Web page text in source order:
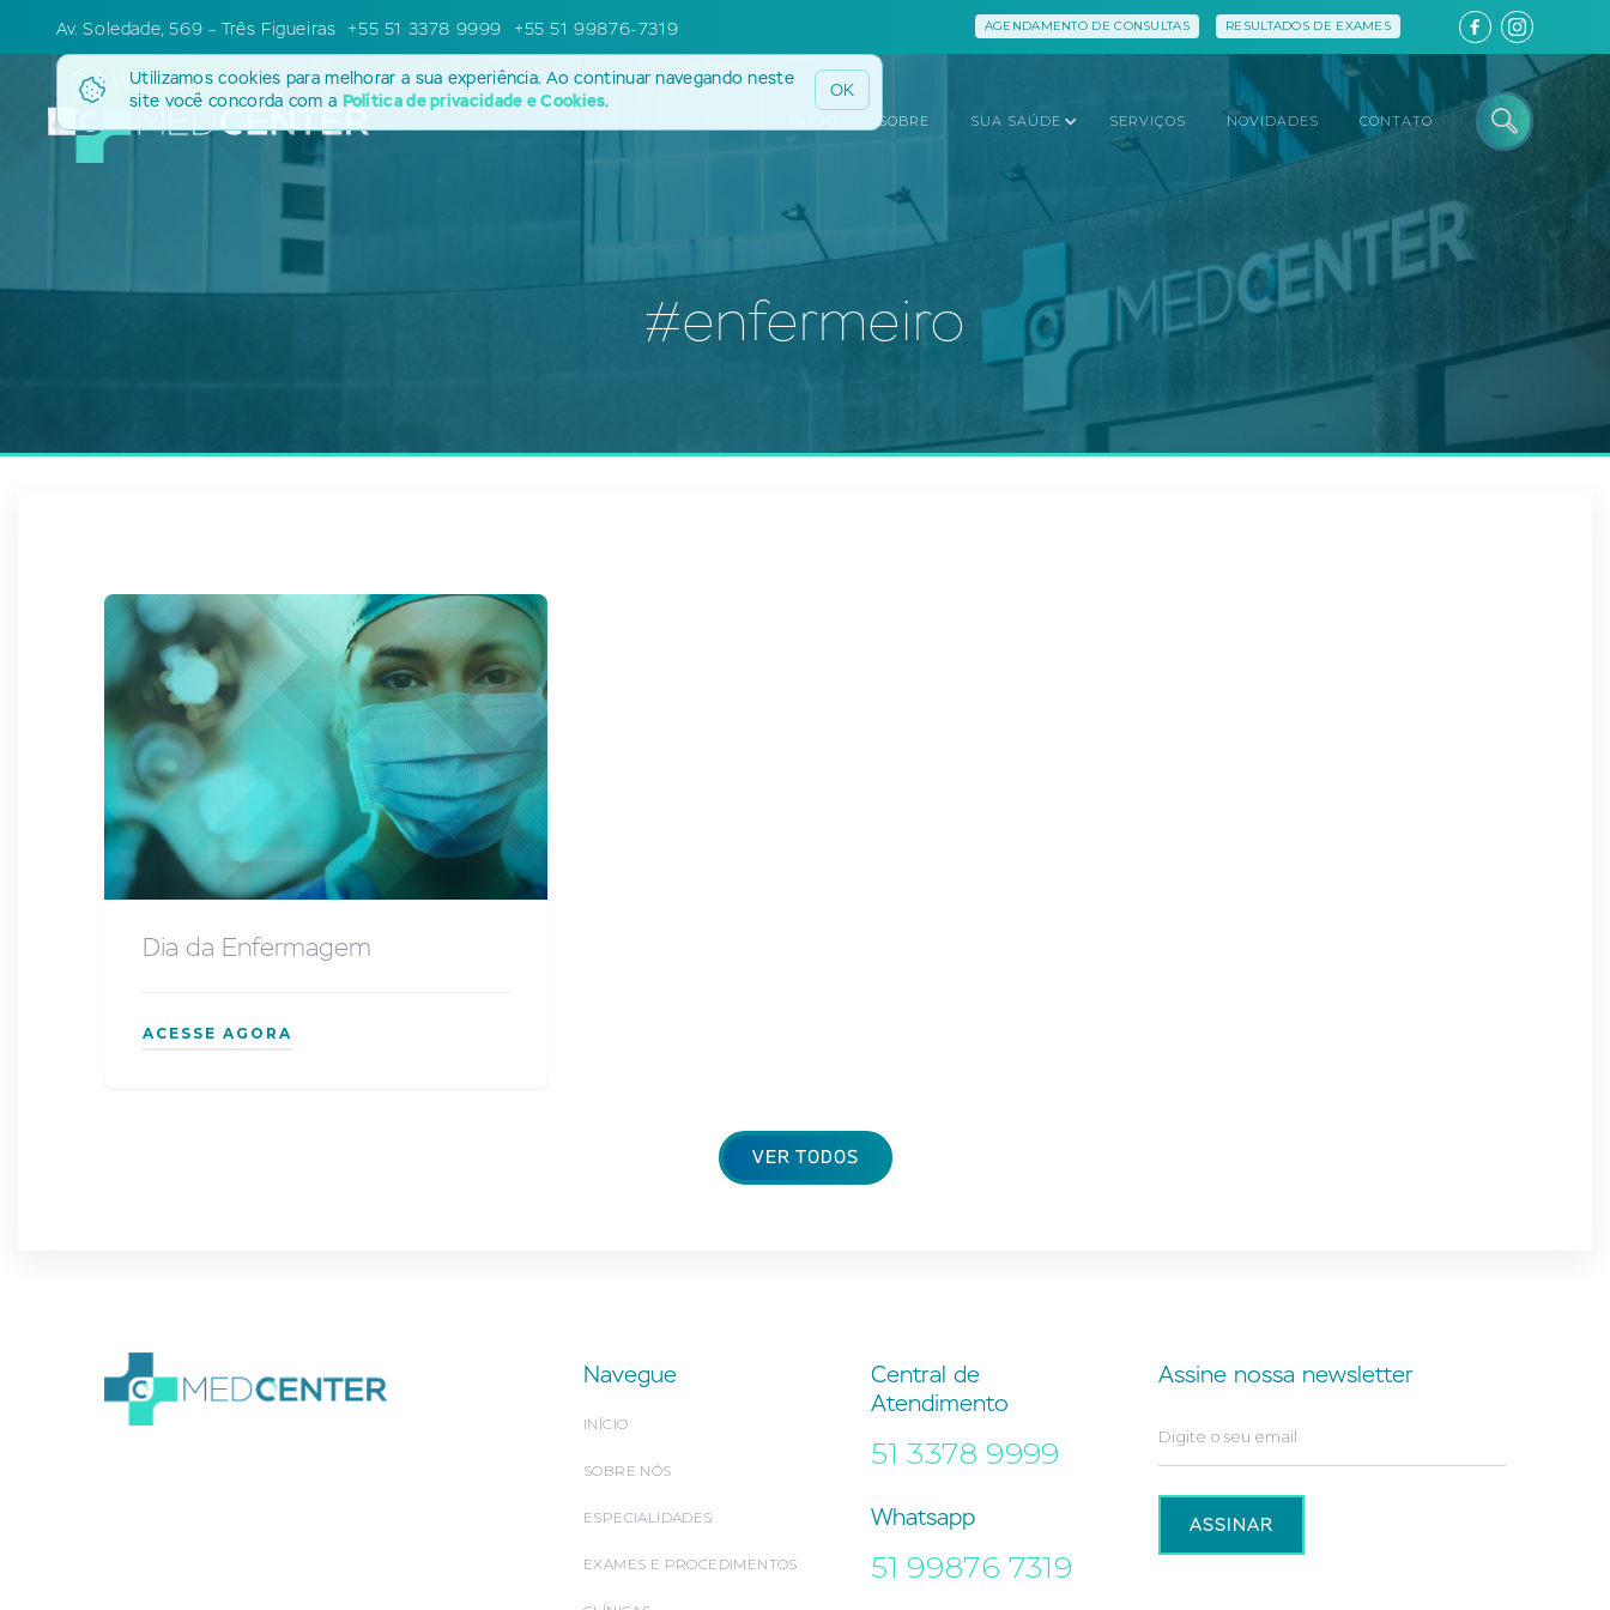
Av. Soledade, 569 – Três Figueiras +55 51 3378 9999 +55 51 99876-7319 RESULTADOS DE EXAMES
AGENDAMENTO DE CONSULTAS
WHATSAPP
Utilizamos cookies para melhorar a sua experiência. Ao continuar navegando neste
site você concorda com a Política de privacidade e Cookies. OK
SOBRE SUA SAÚDE SERVIÇOS NOVIDADES CONTATO
#enfermeiro
Dia da Enfermagem
ACESSE AGORA
VER TODOS
Navegue
INÍCIO
SOBRE NÓS
ESPECIALIDADES
EXAMES E PROCEDIMENTOS
Central de
Atendimento
51 3378 9999
Whatsapp
51 99876 7319
Assine nossa newsletter